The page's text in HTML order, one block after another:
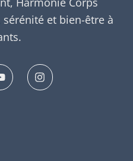
et bien-être à